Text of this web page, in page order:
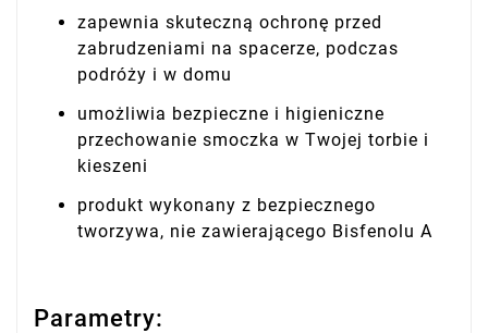
zapewnia skuteczną ochronę przed
zabrudzeniami na spacerze, podczas
podróży i w domu
umożliwia bezpieczne i higieniczne
przechowanie smoczka w Twojej torbie i
kieszeni
produkt wykonany z bezpiecznego
tworzywa, nie zawierającego Bisfenolu A
Parametry: